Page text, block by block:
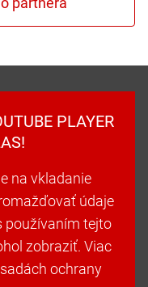
PLAYER
na vkladanie
údaje
používaním tejto
zobraziť. Viac
ochrany